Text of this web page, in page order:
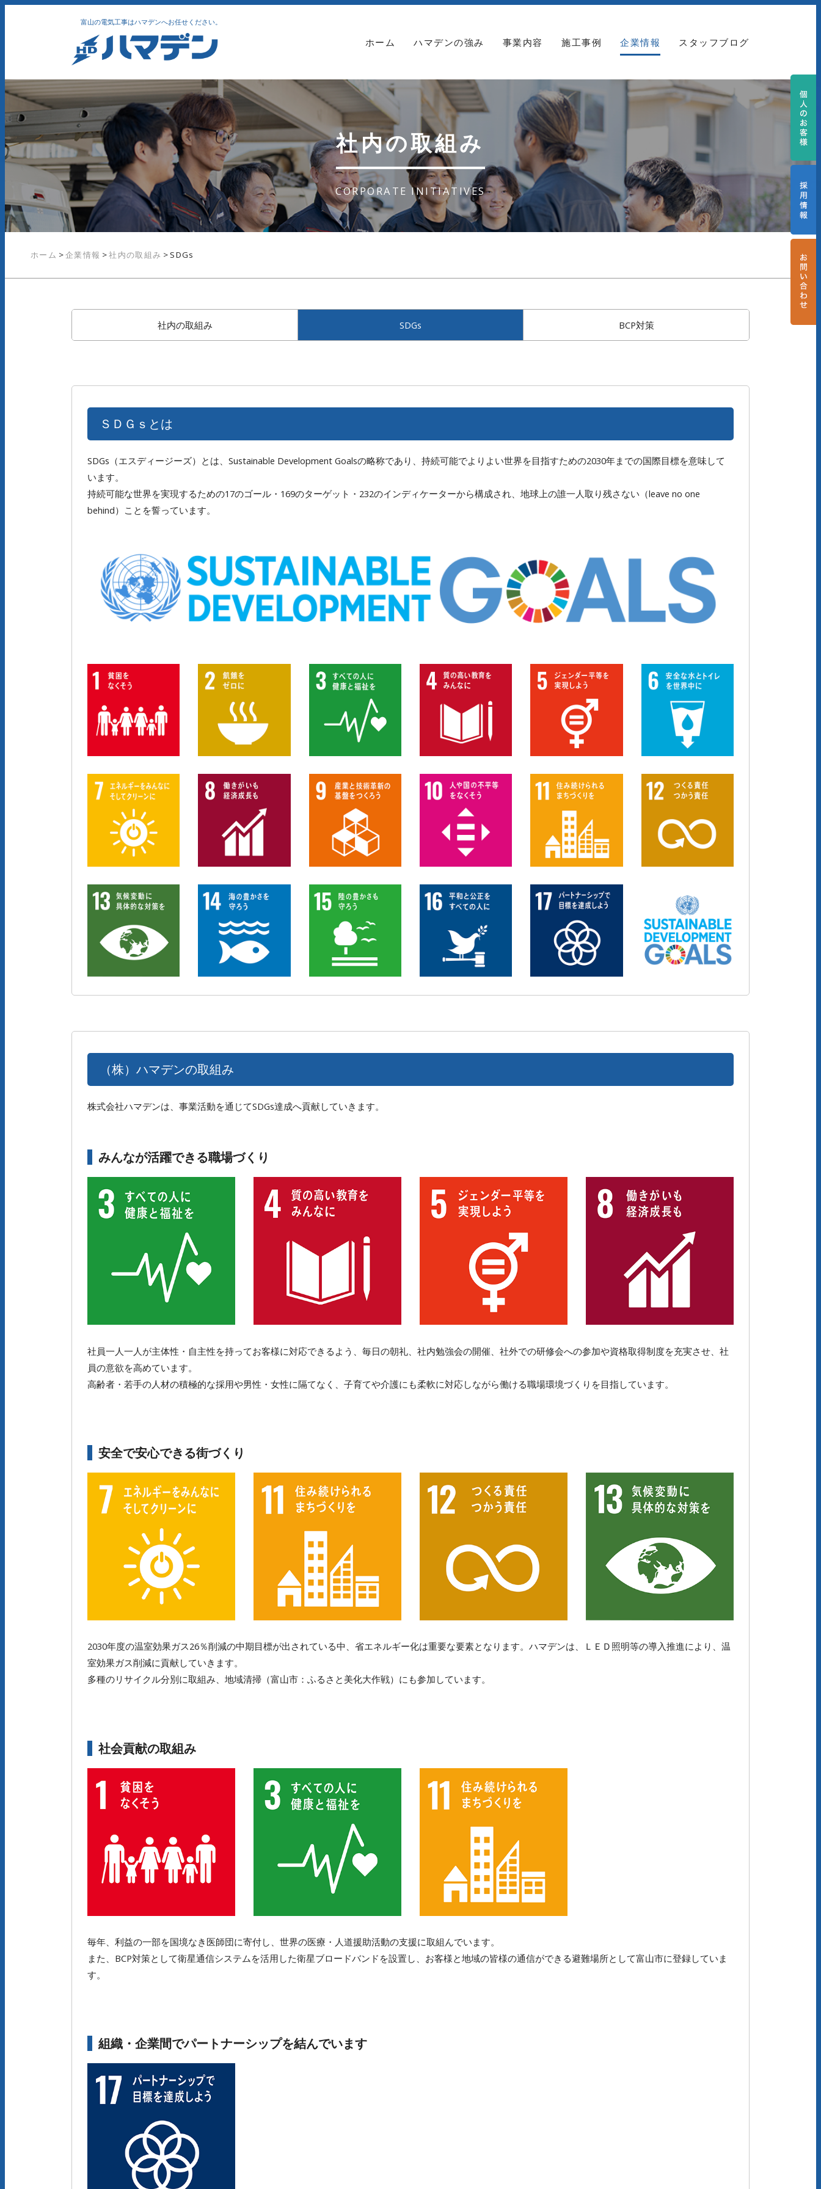
富山の電気工事はハマデンへお任せください。
ホーム ハマデンの強み 事業内容 施工事例 企業情報 スタッフブログ
社内の取組み
CORPORATE INITIATIVES
ホーム >企業情報 >社内の取組み > SDGs
社内の取組み SDGs BCP対策
ＳＤＧｓとは
SDGs（エスディージーズ）とは、Sustainable Development Goalsの略称であり、持続可能でよりよい世界を目指すための2030年までの国際目標を意味して
います。
持続可能な世界を実現するための17のゴール・169のターゲット・232のインディケーターから構成され、地球上の誰一人取り残さない（leave no one
behind）ことを誓っています。
（株）ハマデンの取組み
株式会社ハマデンは、事業活動を通じてSDGs達成へ貢献していきます。
みんなが活躍できる職場づくり
社員一人一人が主体性・自主性を持ってお客様に対応できるよう、毎日の朝礼、社内勉強会の開催、社外での研修会への参加や資格取得制度を充実させ、社
員の意欲を高めています。
高齢者・若手の人材の積極的な採用や男性・女性に隔てなく、子育てや介護にも柔軟に対応しながら働ける職場環境づくりを目指しています。
安全で安心できる街づくり
2030年度の温室効果ガス26％削減の中期目標が出されている中、省エネルギー化は重要な要素となります。ハマデンは、ＬＥＤ照明等の導入推進により、温
室効果ガス削減に貢献していきます。
多種のリサイクル分別に取組み、地域清掃（富山市：ふるさと美化大作戦）にも参加しています。
社会貢献の取組み
毎年、利益の一部を国境なき医師団に寄付し、世界の医療・人道援助活動の支援に取組んでいます。
また、BCP対策として衛星通信システムを活用した衛星ブロードバンドを設置し、お客様と地域の皆様の通信ができる避難場所として富山市に登録していま
す。
組織・企業間でパートナーシップを結んでいます